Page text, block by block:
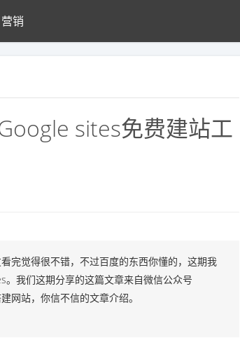
营销
sites免费建站工
完觉得很不错，不过百度的东西你懂的，这期我
我们这期分享的这篇文章来自微信公众号
网站，你信不信的文章介绍。